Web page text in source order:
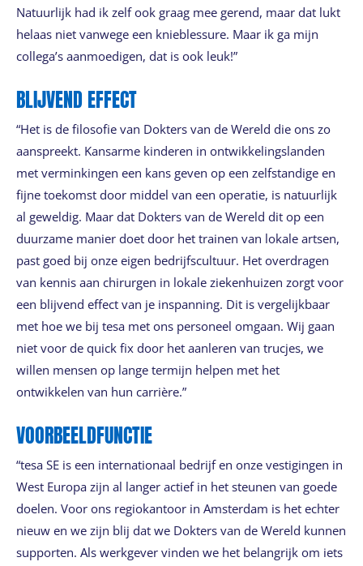
Natuurlijk had ik zelf ook graag mee gerend, maar dat lukt
helaas niet vanwege een knieblessure. Maar ik ga mijn
collega’s aanmoedigen, dat is ook leuk!”
BLIJVEND EFFECT
“Het is de filosofie van Dokters van de Wereld die ons zo
aanspreekt. Kansarme kinderen in ontwikkelingslanden
met verminkingen een kans geven op een zelfstandige en
fijne toekomst door middel van een operatie, is natuurlijk
al geweldig. Maar dat Dokters van de Wereld dit op een
duurzame manier doet door het trainen van lokale artsen,
past goed bij onze eigen bedrijfscultuur. Het overdragen
van kennis aan chirurgen in lokale ziekenhuizen zorgt voor
een blijvend effect van je inspanning. Dit is vergelijkbaar
met hoe we bij tesa met ons personeel omgaan. Wij gaan
niet voor de quick fix door het aanleren van trucjes, we
willen mensen op lange termijn helpen met het
ontwikkelen van hun carrière.”
VOORBEELDFUNCTIE
“tesa SE is een internationaal bedrijf en onze vestigingen in
West Europa zijn al langer actief in het steunen van goede
doelen. Voor ons regiokantoor in Amsterdam is het echter
nieuw en we zijn blij dat we Dokters van de Wereld kunnen
supporten. Als werkgever vinden we het belangrijk om iets